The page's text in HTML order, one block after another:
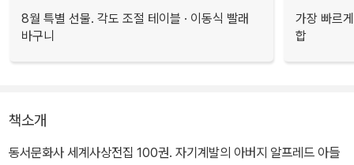
8월 특별 선물. 각도 조절 테이블 · 이동식 빨래
바구니
가장 빠르
합
책소개
동서문화사 세계사상전집 100권. 자기계발의 아버지 알프레드 아들